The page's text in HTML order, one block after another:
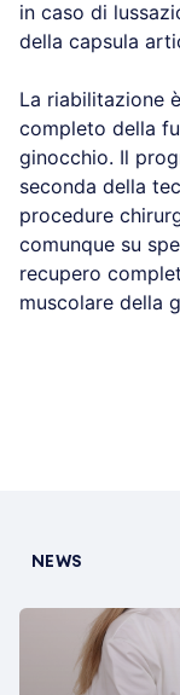
in caso di
della capsula
La riabilitazione
completo della
ginocchio. Il
seconda della
procedure
comunque su
recupero
muscolare della
NEWS